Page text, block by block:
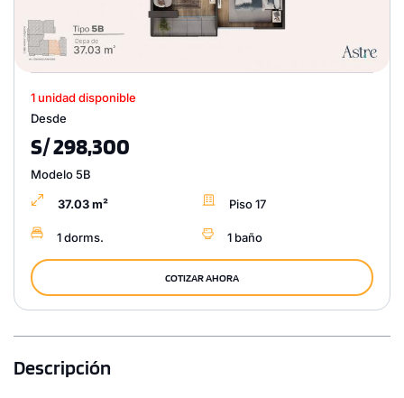
1 unidad disponible
Desde
S/ 298,300
Modelo 5B
37.03 m² Piso 17
1 dorms. 1 baño
COTIZAR AHORA
Descripción